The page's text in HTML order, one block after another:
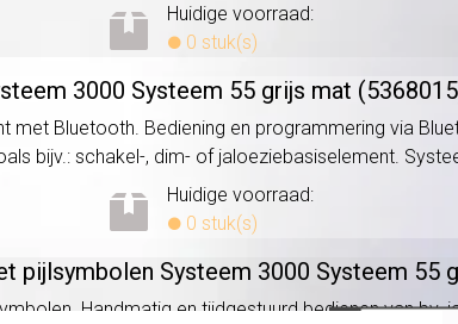
Huidige voorraad:
0 stuk(s)
3000 Systeem 55 grijs mat
Bluetooth. Bediening en programmering via
bijv.: schakel-, dim- of jaloeziebasiselement.
Huidige voorraad:
0 stuk(s)
pijlsymbolen Systeem 3000 Systeem 55
Handmatig en tijdgestuurd bedienen van bv.